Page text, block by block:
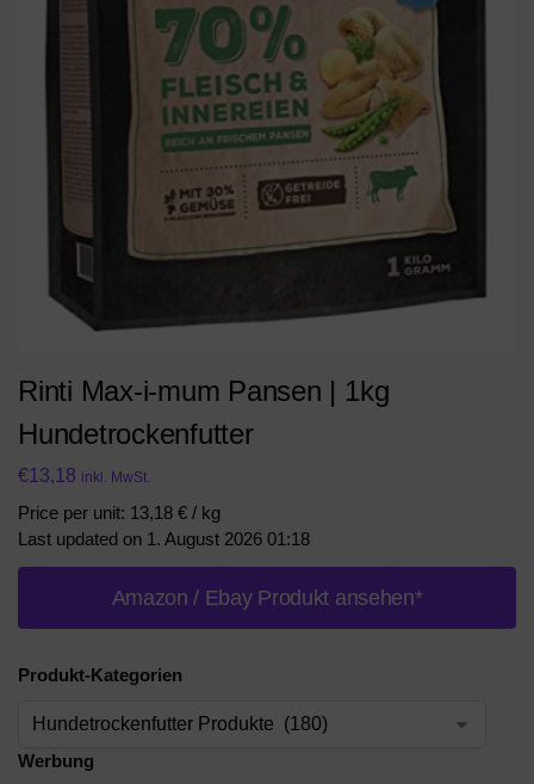
Rinti Max-i-mum Pansen | 1kg
Hundetrockenfutter
€13,18 inkl. MwSt.
Price per unit: 13,18 € / kg
Last updated on 1. August 2026 01:18
Amazon / Ebay Produkt ansehen*
Produkt-Kategorien
Werbung